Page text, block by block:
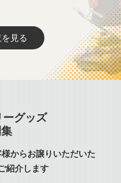
見る
グッズ
からお譲りいただいた
紹介します